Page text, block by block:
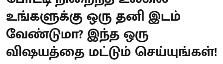
உங்களுக்கு ஒரு தனி இடம்
வேண்டுமா? இந்த ஒரு
விஷயத்தை மட்டும் செய்யுங்கள்!